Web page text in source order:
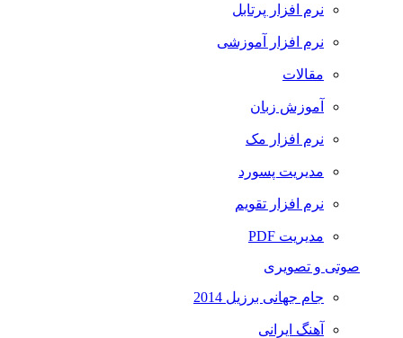
نرم افزار پرتابل
نرم افزار آموزشی
مقالات
آموزش زبان
نرم افزار مک
مدیریت پسورد
نرم افزار تقویم
مدیریت PDF
صوتی و تصویری
جام جهانی برزیل 2014
آهنگ ایرانی